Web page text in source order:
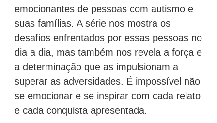
emocionantes de pessoas com autismo e
suas famílias. A série nos mostra os
desafios enfrentados por essas pessoas no
dia a dia, mas também nos revela a força e
a determinação que as impulsionam a
superar as adversidades. É impossível não
se emocionar e se inspirar com cada relato
e cada conquista apresentada.